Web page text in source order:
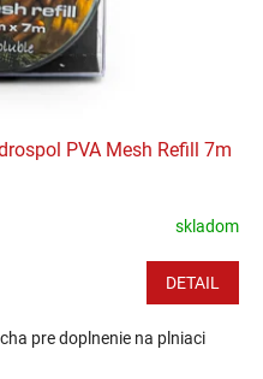
PVA Mesh Refill 7m
skladom
DETAIL
pre doplnenie na plniaci